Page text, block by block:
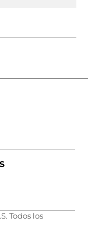
Todos los